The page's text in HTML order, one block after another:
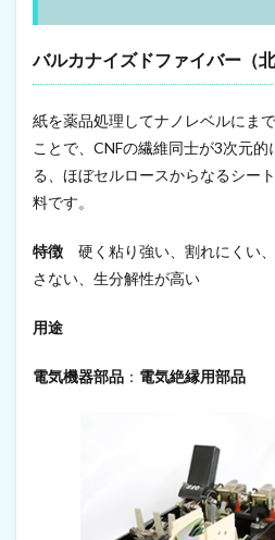
バルカナイズドファイバー（
紙を薬品処理してナノレベルにま
ことで、CNFの繊維同士が3次元的
る、ほぼセルロースからなるシー
料です。
特徴 硬く粘り強い、割れにくい
さない、生分解性が高い
用途
電気機器部品 ： 電気絶縁用部品